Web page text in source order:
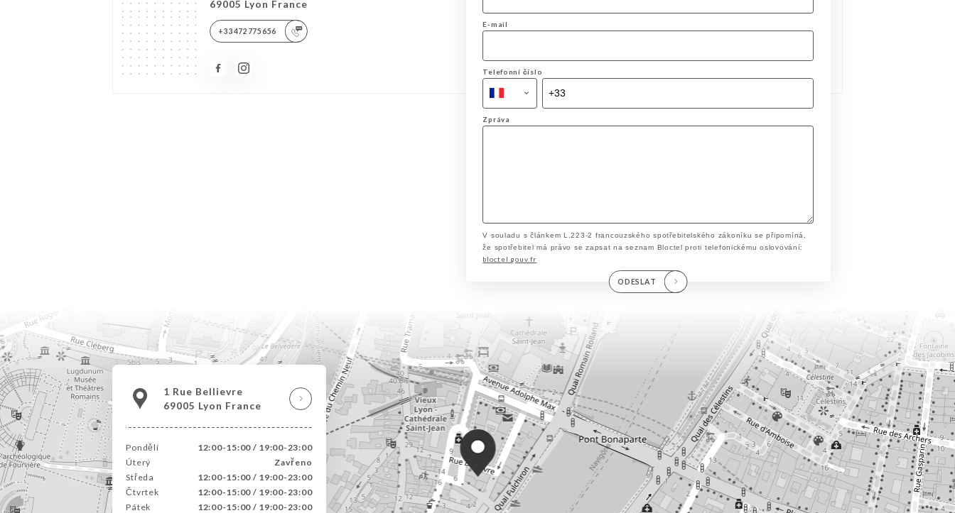
69005 Lyon France
+33472775656
E-mail
Telefonní číslo
Zpráva
V souladu s článkem L.223-2 francouzského spotřebitelského zákoníku se připomíná,
že spotřebitel má právo se zapsat na seznam Bloctel proti telefonickému oslovování:
bloctel.gouv.fr
ODESLAT
1 Rue Bellievre
69005 Lyon France
Pondělí
12:00-15:00 / 19:00-23:00
Úterý
Zavřeno
Středa
12:00-15:00 / 19:00-23:00
Čtvrtek
12:00-15:00 / 19:00-23:00
Pátek
12:00-15:00 / 19:00-23:00